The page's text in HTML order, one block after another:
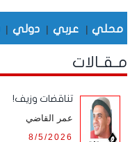
محلي | عربي | دولي |
مـقـالات
تناقضات وزيف!
عمر القاضي
8/5/2026